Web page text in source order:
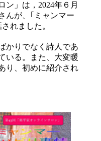
ン」は，2024年６月
んが、｢ミャンマー
れました。
かりでなく詩人であ
いる。また、大変暖
り、初めに紹介され